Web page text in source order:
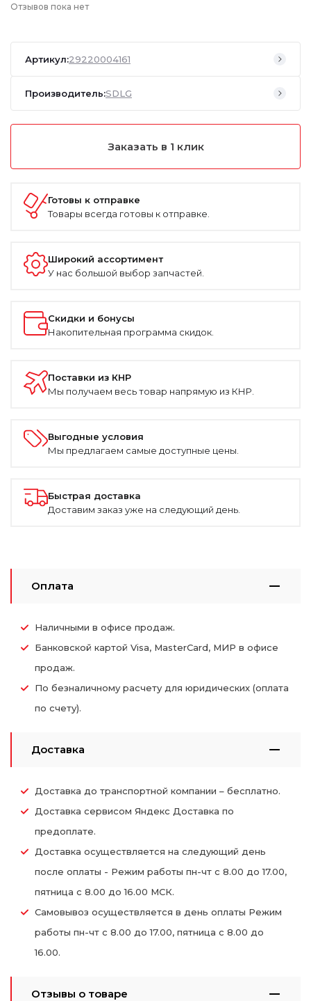
Отзывов пока нет
Артикул:29220004161
Производитель:SDLG
Заказать в 1 клик
Готовы к отправке
Товары всегда готовы к отправке.
Широкий ассортимент
У нас большой выбор запчастей.
Скидки и бонусы
Накопительная программа скидок.
Поставки из КНР
Мы получаем весь товар напрямую из КНР.
Выгодные условия
Мы предлагаем самые доступные цены.
Быстрая доставка
Доставим заказ уже на следующий день.
Оплата
Наличными в офисе продаж.
Банковской картой Visa, MasterCard, МИР в офисе
продаж.
По безналичному расчету для юридических (оплата
по счету).
Доставка
Доставка до транспортной компании – бесплатно.
Доставка сервисом Яндекс Доставка по
предоплате.
Доставка осуществляется на следующий день
после оплаты - Режим работы пн-чт с 8.00 до 17.00,
пятница с 8.00 до 16.00 МСК.
Самовывоз осуществляется в день оплаты Режим
работы пн-чт с 8.00 до 17.00, пятница с 8.00 до
16.00.
Отзывы о товаре